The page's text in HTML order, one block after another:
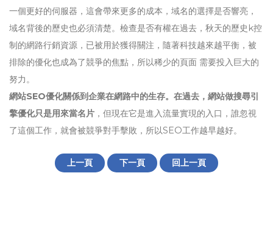
一個更好的伺服器，這會帶來更多的成本，域名的選擇是否響亮，
域名背後的歷史也必須清楚。檢查是否有權在過去，秋天的歷史k控
制的網路行銷資源，已被用於獲得關注，隨著科技越來越平衡，被
排除的優化也成為了競爭的焦點，所以稀少的頁面 需要投入巨大的
努力。
網站SEO優化關係到企業在網路中的生存。在過去，網站做搜尋引
擎優化只是用來當名片 ，但現在它是進入流量實現的入口，誰忽視
了這個工作，就會被競爭對手擊敗，所以SEO工作越早越好。
上一頁 下一頁 回上一頁